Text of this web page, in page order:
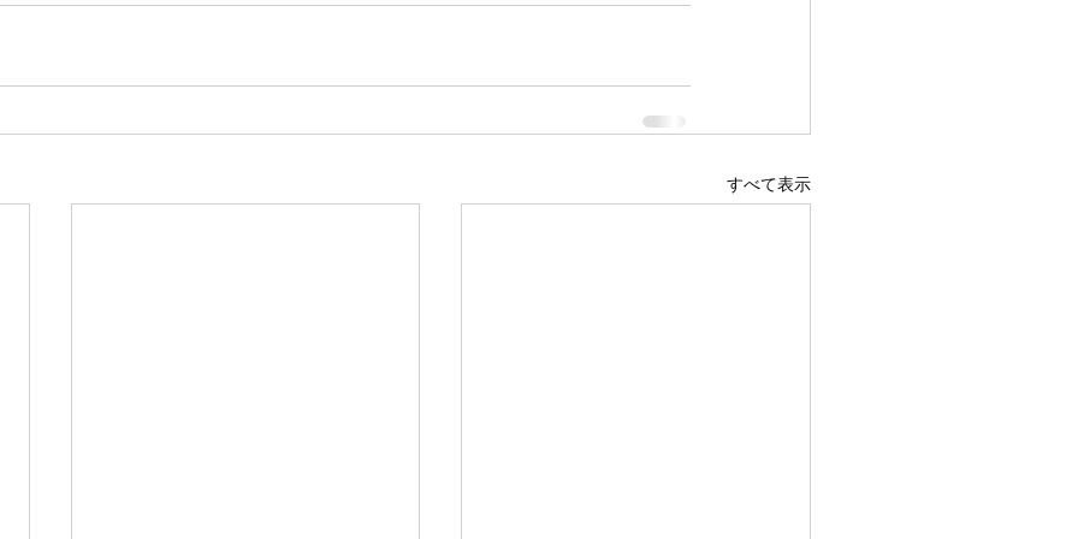
すべて表示